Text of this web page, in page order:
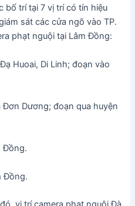
bố trí tại 7 vị trí có tín hiệu
sát các cửa ngõ vào TP.
phạt nguội tại Lâm Đồng:
Huoai, Di Linh; đoạn vào
Dương; đoạn qua huyện
Đồng.
Đồng.